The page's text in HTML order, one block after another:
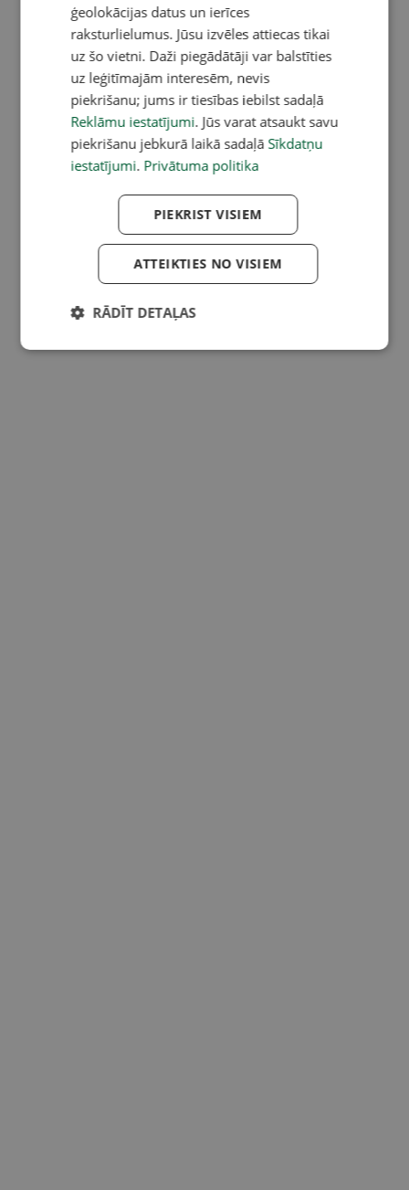
ģeolokācijas datus un ierīces
raksturlielumus. Jūsu izvēles attiecas tikai
uz šo vietni. Daži piegādātāji var balstīties
uz leģitīmajām interesēm, nevis
piekrišanu; jums ir tiesības iebilst sadaļā
Reklāmu iestatījumi. Jūs varat atsaukt savu
piekrišanu jebkurā laikā sadaļā Sīkdatņu
iestatījumi. Privātuma politika
PIEKRIST VISIEM
ATTEIKTIES NO VISIEM
RĀDĪT DETAĻAS